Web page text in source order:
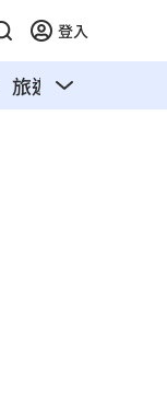
登入
旅遊 汽車